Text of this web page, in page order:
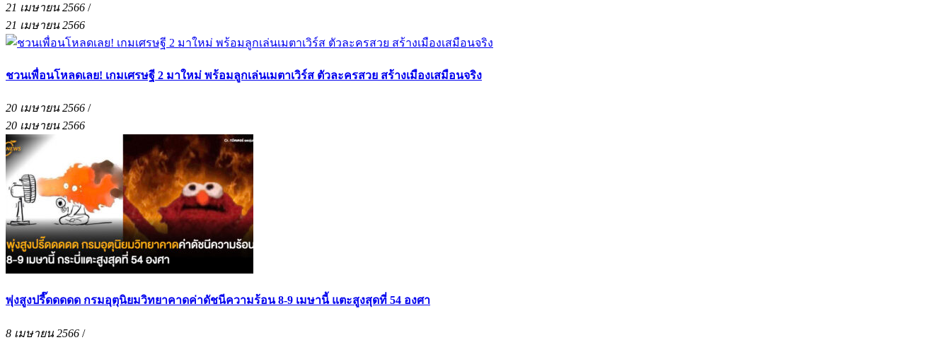
21 เมษายน 2566 /
21 เมษายน 2566
ชวนเพื่อนโหลดเลย! เกมเศรษฐี 2 มาใหม่ พร้อมลูกเล่นเมตาเวิร์ส ตัวละครสวย สร้างเมืองเสมือนจริง
20 เมษายน 2566 /
20 เมษายน 2566
พุ่งสูงปรี๊ดดดดด กรมอุตุนิยมวิทยาคาดค่าดัชนีความร้อน 8-9 เมษานี้ แตะสูงสุดที่ 54 องศา
8 เมษายน 2566 /